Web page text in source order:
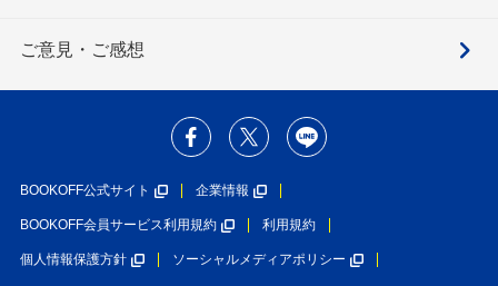
ご意見・ご感想
BOOKOFF公式サイト 企業情報
BOOKOFF会員サービス利用規約 利用規約
個人情報保護方針 ソーシャルメディアポリシー